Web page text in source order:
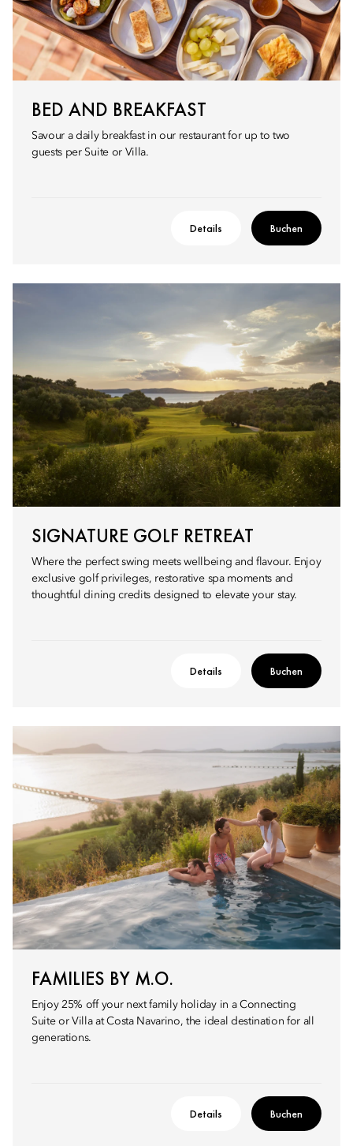
BED AND BREAKFAST
Savour a daily breakfast in our restaurant for up to two
guests per Suite or Villa.
Details Buchen
SIGNATURE GOLF RETREAT
Where the perfect swing meets wellbeing and flavour. Enjoy
exclusive golf privileges, restorative spa moments and
thoughtful dining credits designed to elevate your stay.
Details Buchen
FAMILIES BY M.O.
Enjoy 25% off your next family holiday in a Connecting
Suite or Villa at Costa Navarino, the ideal destination for all
generations.
Details Buchen